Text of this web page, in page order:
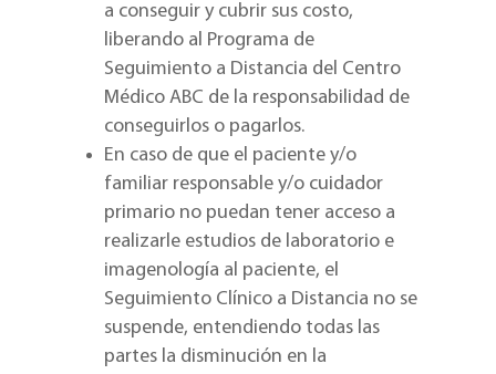
a conseguir y cubrir sus costo,
liberando al Programa de
Seguimiento a Distancia del Centro
Médico ABC de la responsabilidad de
conseguirlos o pagarlos.
En caso de que el paciente y/o
familiar responsable y/o cuidador
primario no puedan tener acceso a
realizarle estudios de laboratorio e
imagenología al paciente, el
Seguimiento Clínico a Distancia no se
suspende, entendiendo todas las
partes la disminución en la